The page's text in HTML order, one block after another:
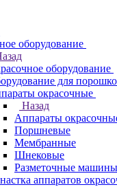
оборудование
оборудование
для
окрасочные
Назад
Аппараты
Поршневые
Мембранные
Шнековые
Разметочные машины
аппаратов